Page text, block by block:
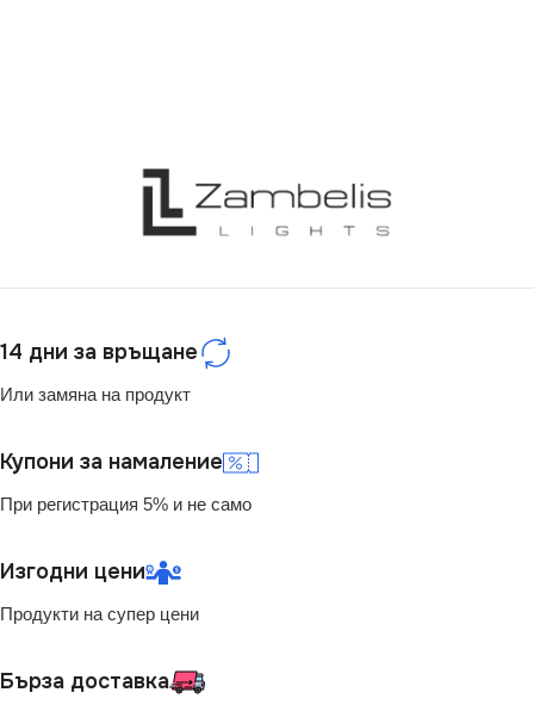
14 дни за връщане
Или замяна на продукт
Купони за намаление
При регистрация 5% и не само
Изгодни цени
Продукти на супер цени
Бърза доставка